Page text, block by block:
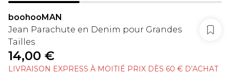
boohooMAN
Jean Parachute en Denim pour Grandes
Tailles
14,00 €
LIVRAISON EXPRESS À MOITIÉ PRIX DÈS 60 € D’ACHAT